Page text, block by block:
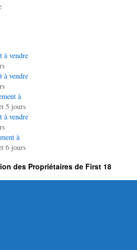
à vendre
à vendre
à
5 jours
à vendre
à
6 jours
des Propriétaires de First 18